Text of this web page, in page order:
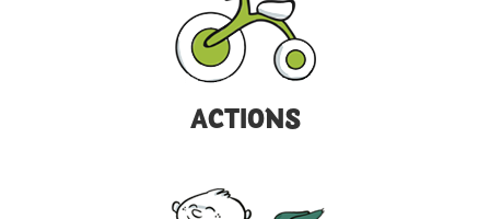
ACTIONS